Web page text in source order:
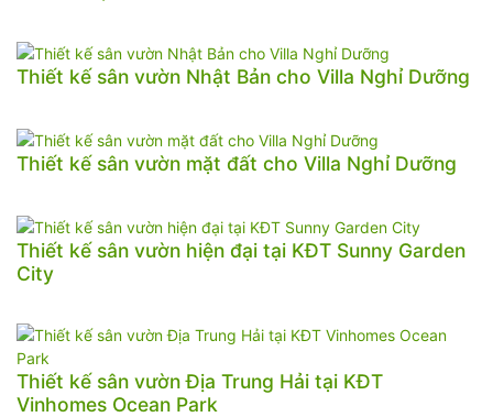
Thiết kế sân vườn Nhật Bản cho Villa Nghỉ Dưỡng
Thiết kế sân vườn mặt đất cho Villa Nghỉ Dưỡng
Thiết kế sân vườn hiện đại tại KĐT Sunny Garden
City
Thiết kế sân vườn Địa Trung Hải tại KĐT
Vinhomes Ocean Park